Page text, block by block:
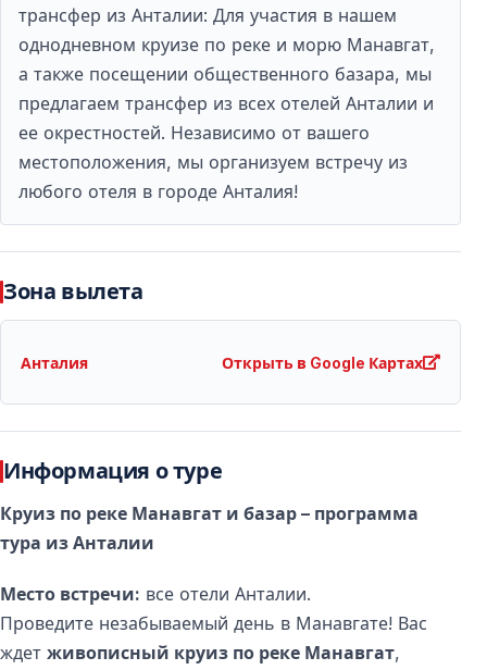
В районе водопада есть прогулочные дорожки и
зоны отдыха — отличное место для фотографий и
небольшой паузы на природе.
Общая информация о программе
Забор гостей осуществляется из отелей Антальи и
близлежащих районов на кондиционированных
автобусах.
Лодочная прогулка, базар и водопад
Программа дня включает лодочную прогулку по
реке, посещение базара и остановку у водопада в
логичной и удобной последовательности.
Обеденный перерыв
позволяет спокойно провести весь день.
трансфер из Анталии: Для участия в нашем
однодневном круизе по реке и морю Манавгат,
а также посещении общественного базара, мы
предлагаем трансфер из всех отелей Анталии и
ее окрестностей. Независимо от вашего
местоположения, мы организуем встречу из
любого отеля в городе Анталия!
Зона вылета
Анталия Открыть в Google Картах
Информация о туре
Круиз по реке Манавгат и базар – программа
тура из Анталии
Место встречи: все отели Анталии.
Проведите незабываемый день в Манавгате! Вас
ждет живописный круиз по реке Манавгат,